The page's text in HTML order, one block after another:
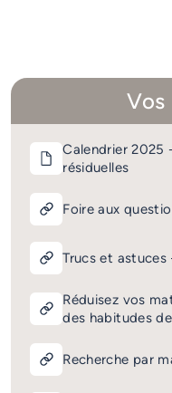
Vos
Calendrier 2025
résiduelles
Foire aux
Trucs et
Réduisez vos
des habitudes
Recherche par